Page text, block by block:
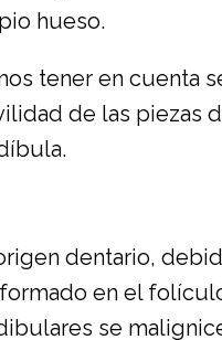
hueso.
tener en cuenta
de las piezas
dentario,
en el
se